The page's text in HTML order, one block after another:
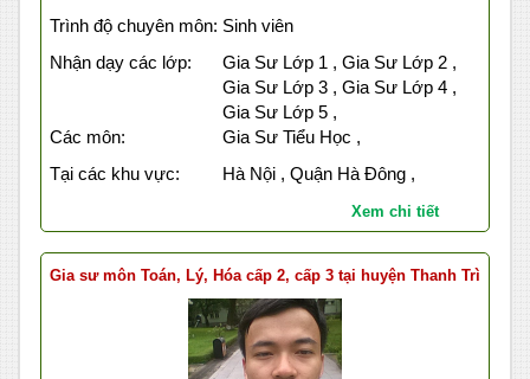
Trình độ chuyên môn: Sinh viên
Nhận dạy các lớp:
Gia Sư Lớp 1 , Gia Sư Lớp 2 ,
Gia Sư Lớp 3 , Gia Sư Lớp 4 ,
Gia Sư Lớp 5 ,
Các môn:
Gia Sư Tiểu Học ,
Tại các khu vực:
Hà Nội , Quận Hà Đông ,
Xem chi tiết
Gia sư môn Toán, Lý, Hóa cấp 2, cấp 3 tại huyện Thanh Trì